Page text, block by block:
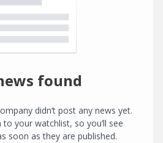
found
didn’t post any news yet.
your watchlist, so you’ll see
soon as they are published.